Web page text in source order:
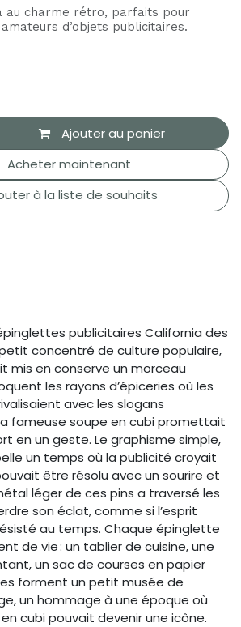
au charme rétro, parfaits pour
d’objets publicitaires.
Ajouter au panier
Acheter maintenant
à la liste de souhaits
publicitaires California des
concentré de culture populaire,
mis en conserve un morceau
les rayons d’épiceries où les
avec les slogans
fameuse soupe en cubi promettait
en un geste. Le graphisme simple,
un temps où la publicité croyait
être résolu avec un sourire et
léger de ces pins a traversé les
son éclat, comme si l’esprit
au temps. Chaque épinglette
de vie : un tablier de cuisine, une
un sac de courses en papier
forment un petit musée de
un hommage à une époque où
cubi pouvait devenir une icône.